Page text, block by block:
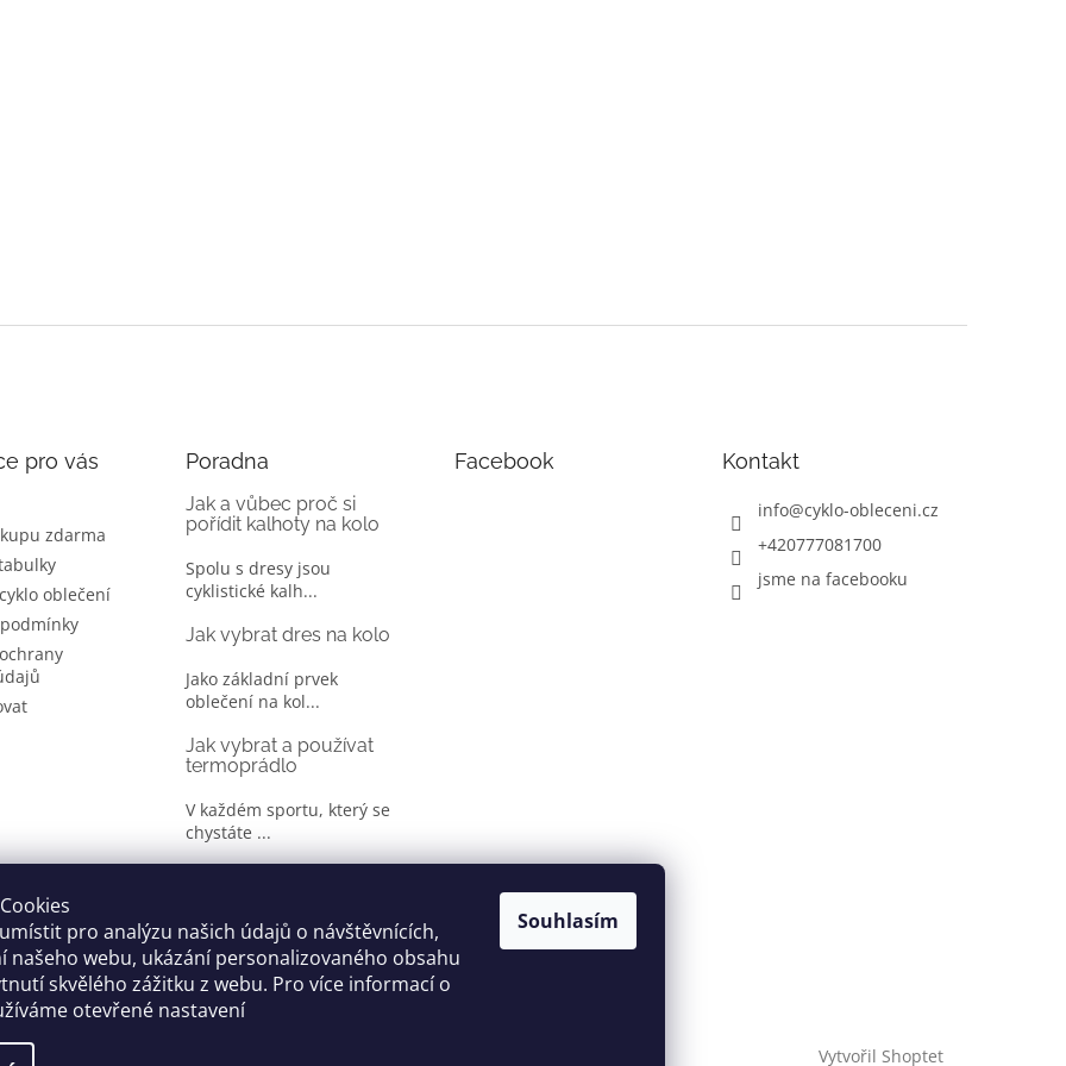
pro analýzu našich údajů o návštěvnících,
našeho webu, ukázání personalizovaného obsahu
skvělého zážitku z webu. Pro více informací o
otevřené nastavení
Souhlasím
pro vás
zdarma
oblečení
Poradna
Jak a vůbec proč si
pořídit kalhoty na kolo
Spolu s dresy jsou
cyklistické kalh...
Jak vybrat dres na kolo
Jako základní prvek
oblečení na kol...
Jak vybrat a používat
termoprádlo
V každém sportu, který se
chystáte ...
Je jen málo cyklistů, kteří si
oble...
Facebook Kontakt
info@cyklo-obleceni.cz
+420777081700
jsme na facebooku
Vytvořil Shoptet